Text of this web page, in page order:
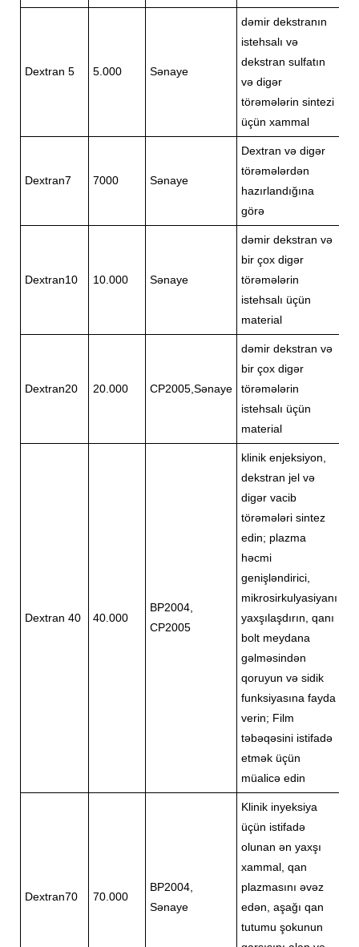
Dextran 5 5.000 Sənaye
dəmir dekstranın
istehsalı və
dekstran sulfatın
və digər
törəmələrin sintezi
üçün xammal
Dextran7 7000 Sənaye
Dextran və digər
törəmələrdən
hazırlandığına
görə
Dextran10 10.000 Sənaye
dəmir dekstran və
bir çox digər
törəmələrin
istehsalı üçün
material
Dextran20 20.000 CP2005,Sənaye
dəmir dekstran və
bir çox digər
törəmələrin
istehsalı üçün
material
Dextran 40 40.000
BP2004,
CP2005
klinik enjeksiyon,
dekstran jel və
digər vacib
törəmələri sintez
edin; plazma
həcmi
genişləndirici,
mikrosirkulyasiyanı
yaxşılaşdırın, qanı
bolt meydana
gəlməsindən
qoruyun və sidik
funksiyasına fayda
verin; Film
təbəqəsini istifadə
etmək üçün
müalicə edin
Dextran70 70.000
BP2004,
Sənaye
Klinik inyeksiya
üçün istifadə
olunan ən yaxşı
xammal, qan
plazmasını əvəz
edən, aşağı qan
tutumu şokunun